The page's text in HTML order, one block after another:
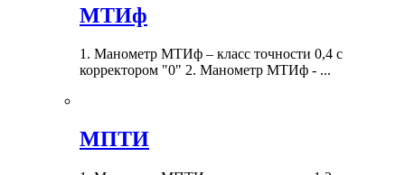
МТИф
1. Манометр МТИф – класс точности 0,4 с
корректором "0" 2. Манометр МТИф - ...
МПТИ